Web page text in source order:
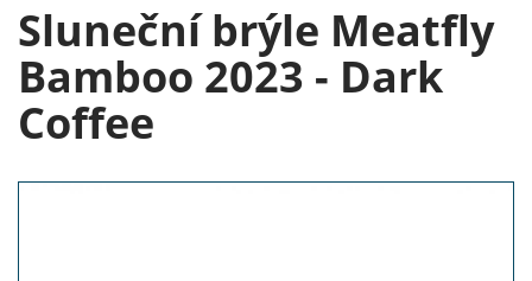
Sluneční brýle Meatfly
Bamboo 2023 - Dark
Coffee